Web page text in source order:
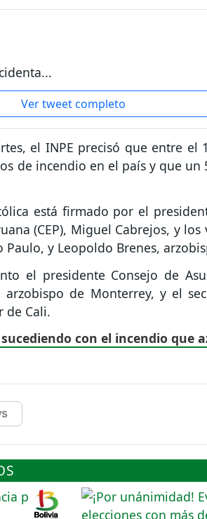
Ver tweet completo
el INPE precisó que entre el
de incendio en el país y que un
está firmado por el
(CEP), Miguel Cabrejos, y
Paulo, y Leopoldo Brenes,
el presidente Consejo de
arzobispo de Monterrey, y el
de Cali.
con el incendio que